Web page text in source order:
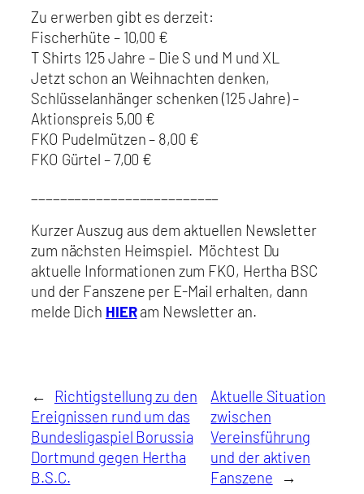
Zu erwerben gibt es derzeit:
Fischerhüte – 10,00 €
T Shirts 125 Jahre – Die S und M und XL
Jetzt schon an Weihnachten denken,
Schlüsselanhänger schenken (125 Jahre) –
Aktionspreis 5,00 €
FKO Pudelmützen – 8,00 €
FKO Gürtel – 7,00 €
Kurzer Auszug aus dem aktuellen Newsletter
zum nächsten Heimspiel. Möchtest Du
aktuelle Informationen zum FKO, Hertha BSC
und der Fanszene per E-Mail erhalten, dann
melde Dich HIERam Newsletter an.
←
Richtigstellung zu den
Ereignissen rund um das
Bundesligaspiel Borussia
Dortmund gegen Hertha
B.S.C.
Aktuelle Situation
zwischen
Vereinsführung
und der aktiven
Fanszene
→